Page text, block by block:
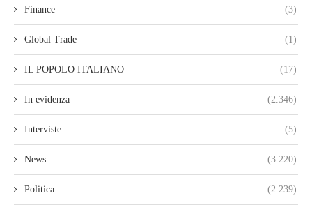
Finance (3)
Global Trade (1)
IL POPOLO ITALIANO (17)
In evidenza (2.346)
Interviste (5)
News (3.220)
Politica (2.239)